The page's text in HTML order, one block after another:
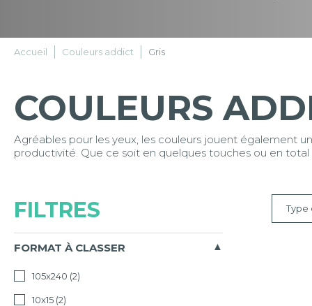
Accueil Couleurs addict Gris
COULEURS
Agréables pour les yeux, les couleurs jouent également
productivité. Que ce soit en quelques touches ou en
FILTRES
FORMAT À CLASSER
105x240 (2)
10x15 (2)
Type